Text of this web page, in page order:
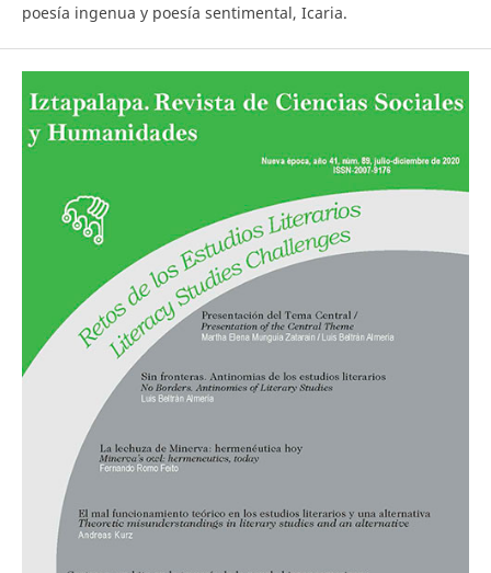
poesía ingenua y poesía sentimental, Icaria.